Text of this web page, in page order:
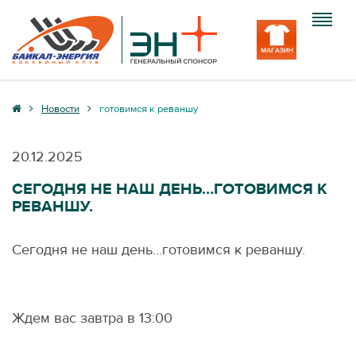
Клуб
Медиа
Вход
Новости готовимся к реваншу
20.12.2025
СЕГОДНЯ НЕ НАШ ДЕНЬ…ГОТОВИМСЯ К
РЕВАНШУ.
Сегодня не наш день…готовимся к реваншу.
Ждем вас завтра в 13:00